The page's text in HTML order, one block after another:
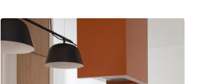
a été chinée ainsi que les chaises qui ont été repeintes
dans en vert, l’ensemble est auréolé de suspensions
en porcelaine et laiton.